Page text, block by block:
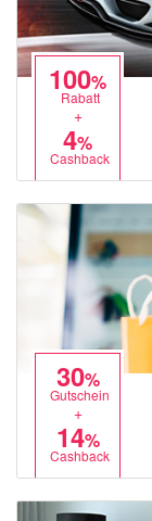
100%
Rabatt
+
4%
Cashback
30%
Gutschein
+
14%
Cashback